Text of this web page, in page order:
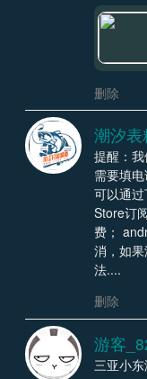
删除
潮汐表
提醒：
需要填
可以通
Store订
费；
消，如
法....
删除
游客
三亚小